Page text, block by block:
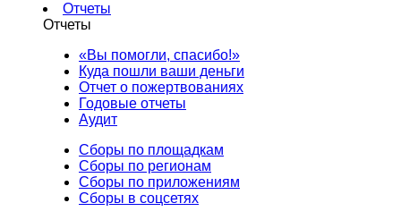
Отчеты
Отчеты
«Вы помогли, спасибо!»
Куда пошли ваши деньги
Отчет о пожертвованиях
Годовые отчеты
Аудит
Сборы по площадкам
Сборы по регионам
Сборы по приложениям
Сборы в соцсетях